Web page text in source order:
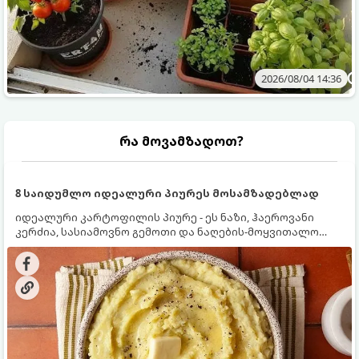
2026/08/04 14:36
რა მოვამზადოთ?
8 საიდუმლო იდეალური პიურეს მოსამზადებლად
იდეალური კარტოფილის პიურე - ეს ნაზი, ჰაეროვანი
კერძია, სასიამოვნო გემოთი და ნაღების-მოყვითალო
ფერით. მისი მომზადება ძალიან მარტივია, მაგრამ
არსებობს რამდენიმე საიდუმლო, რომლებიც უნდა
იცოდეთ, რომ პიურე იდეალურად გემრიელი გამოვიდეს.